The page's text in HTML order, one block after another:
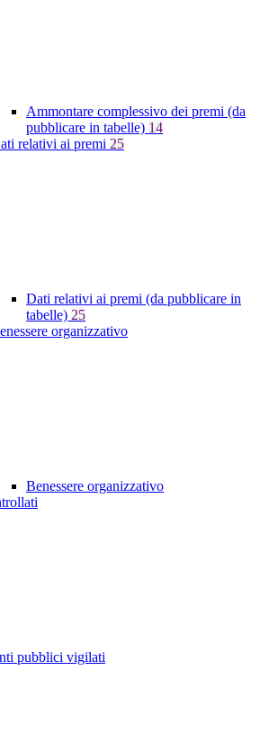
Ammontare complessivo dei premi (da
pubblicare in tabelle) 14
relativi ai premi 25
Dati relativi ai premi (da pubblicare in
tabelle) 25
organizzativo
Benessere organizzativo
pubblici vigilati